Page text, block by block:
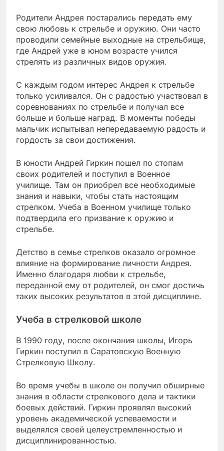
Родители Андрея постарались передать ему
свою любовь к стрельбе и оружию. Они часто
проводили семейные выходные на стрельбище,
где Андрей уже в юном возрасте учился
стрелять из различных видов оружия.
С каждым годом интерес Андрея к стрельбе
только усиливался. Он с радостью участвовал в
соревнованиях по стрельбе и получал все
больше и больше наград. В моменты победы
мальчик испытывал непередаваемую радость и
гордость за свои достижения.
В юности Андрей Гиркин пошел по стопам
своих родителей и поступил в Военное
училище. Там он приобрел все необходимые
знания и навыки, чтобы стать настоящим
стрелком. Учеба в Военном училище только
подтвердила его призвание к оружию и
стрельбе.
Детство в семье стрелков оказало огромное
влияние на формирование личности Андрея.
Именно благодаря любви к стрельбе,
переданной ему от родителей, он смог достичь
таких высоких результатов в этой дисциплине.
Учеба в стрелковой школе
В 1990 году, после окончания школы, Игорь
Гиркин поступил в Саратовскую Военную
Стрелковую Школу.
Во время учебы в школе он получил обширные
знания в области стрелкового дела и тактики
боевых действий. Гиркин проявлял высокий
уровень академической успеваемости и
выделялся своей целеустремленностью и
дисциплинированностью.